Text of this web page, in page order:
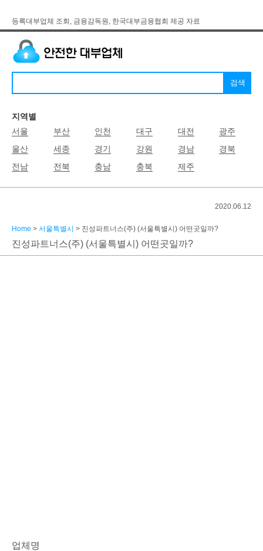
등록대부업체 조회, 금융감독원, 한국대부금융협회 제공 자료
지역별
서울
부산 인천 대구 대전
광주
울산
세종 경기 강원 경남
경북
전남
전북 충남 충북 제주
2020.06.12
Home > 서울특별시 > 진성파트너스(주) (서울특별시) 어떤곳일까?
진성파트너스(주) (서울특별시) 어떤곳일까?
업체명